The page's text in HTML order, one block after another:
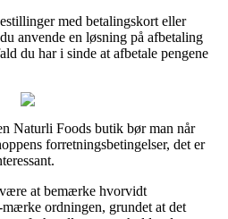
med betalingskort eller
anvende en løsning på afbetaling
du har i sinde at afbetale pengene
Naturli Foods butik bør man når
forretningsbetingelser, det er
at bemærke hvorvidt
ordningen, grundet at det